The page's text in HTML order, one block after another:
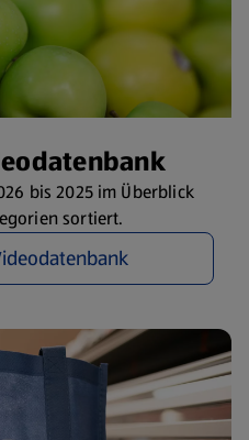
bis 2025 im Überblick
sortiert.